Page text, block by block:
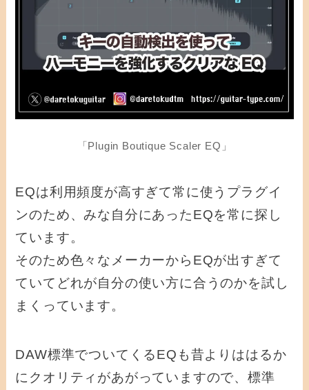
「Plugin Boutique Scaler EQ」
EQは利用頻度が高すぎて常に使うプラグイ
ンのため、みな自分にあったEQを常に探し
ています。
そのため色々なメーカーからEQが出すぎて
ていてどれが自分の使い方に合うのかを試し
まくっています。
DAW標準でついてくるEQも昔よりははるか
にクオリティがあがっていますので、標準